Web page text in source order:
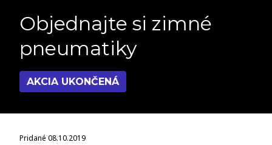
Objednajte si zimné
pneumatiky
AKCIA UKONČENÁ
Pridané 08.10.2019